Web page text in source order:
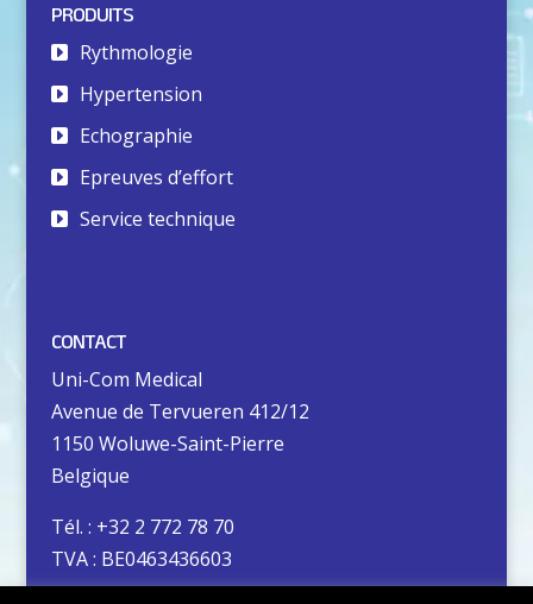
PRODUITS
Rythmologie
Hypertension
Echographie
Epreuves d’effort
Service technique
CONTACT
Uni-Com Medical
Avenue de Tervueren 412/12
1150 Woluwe-Saint-Pierre
Belgique
Tél. : +32 2 772 78 70
TVA : BE0463436603